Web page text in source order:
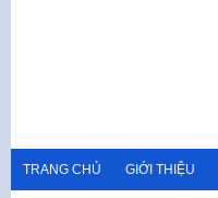
TRANG CHỦ GIỚI THIỆU